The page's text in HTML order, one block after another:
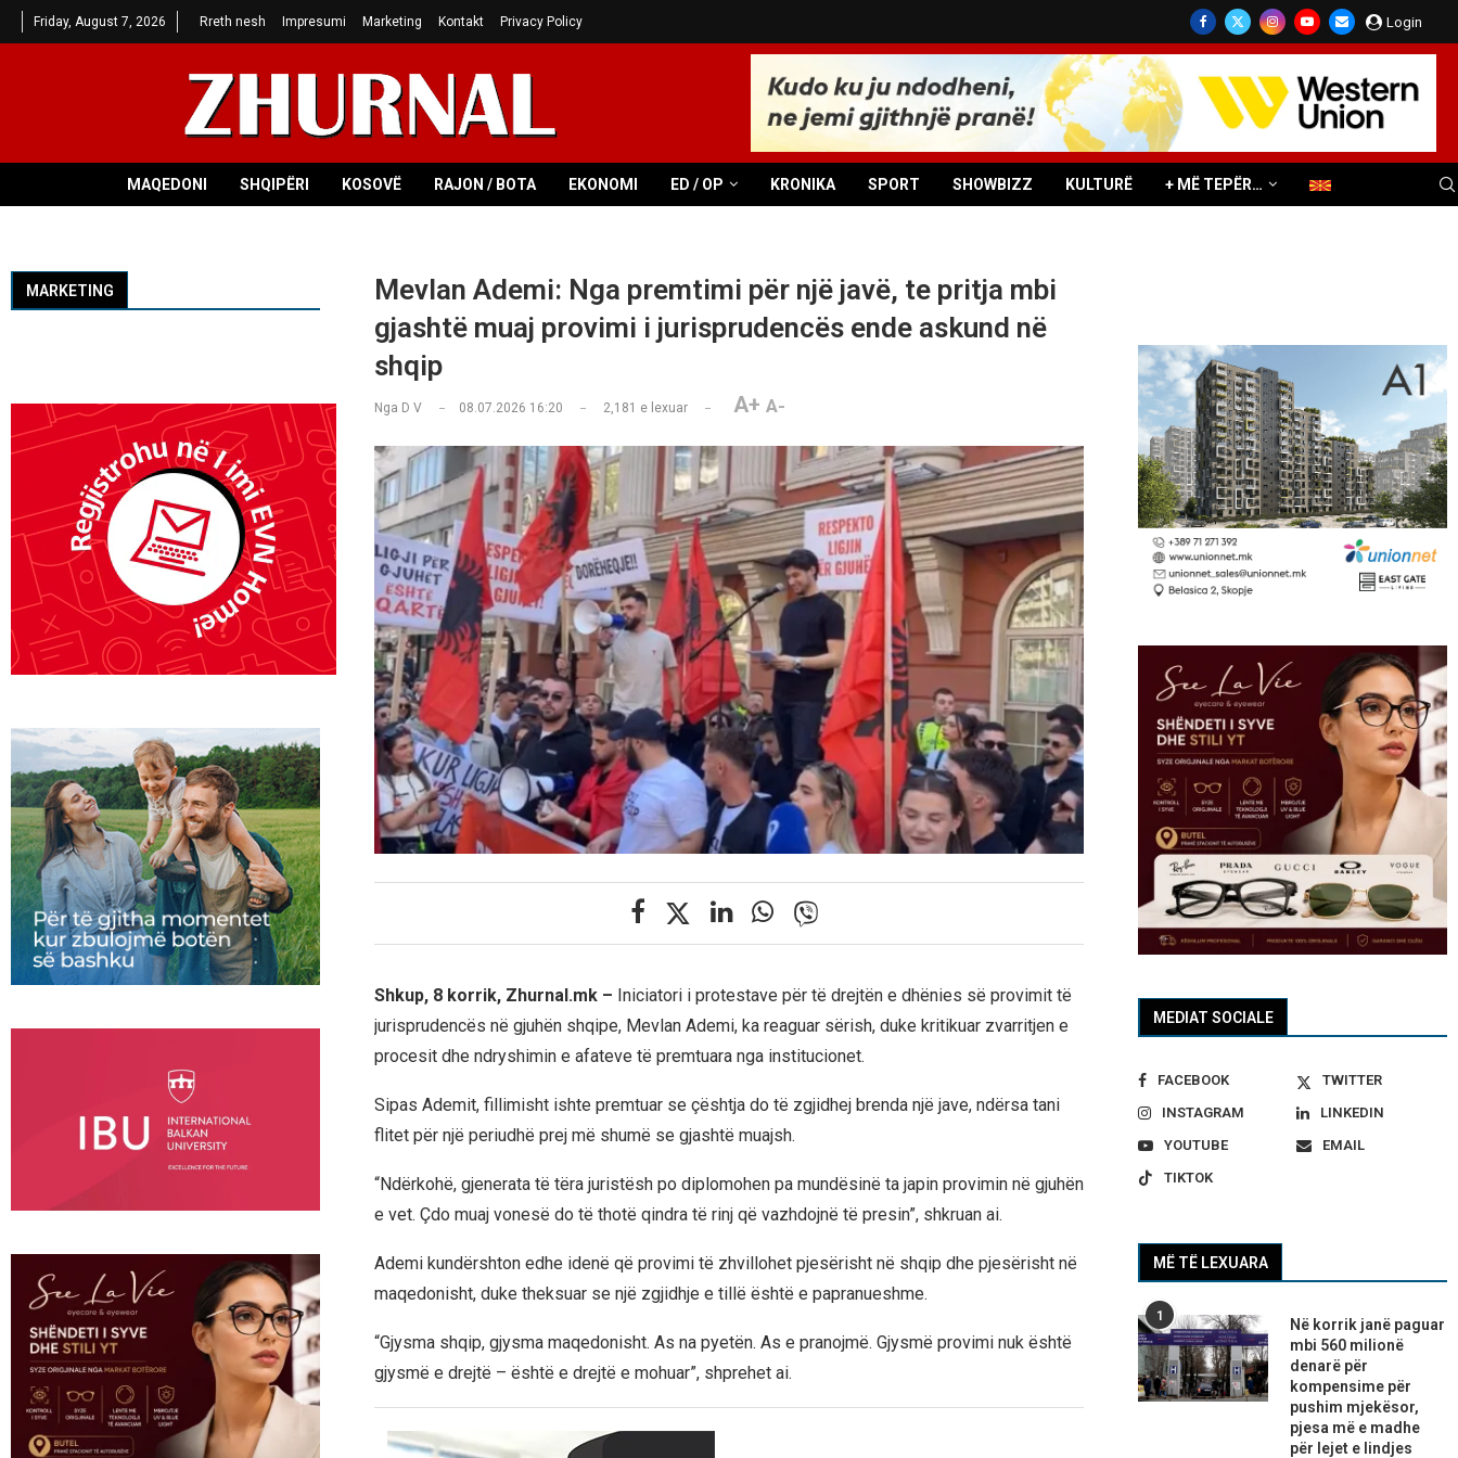
Friday, August 7, 2026 Rreth nesh Impresumi Marketing Kontakt Privacy Policy Login
MAQEDONI SHQIPËRI KOSOVË RAJON / BOTA EKONOMI ED / OP KRONIKA SPORT SHOWBIZZ KULTURË + MË TEPËR…
Mevlan Ademi: Nga premtimi për një javë, te pritja mbi
gjashtë muaj provimi i jurisprudencës ende askund në
shqip
Nga D V 08.07.2026 16:20 2,181 e lexuar A+ A-
Shkup, 8 korrik, Zhurnal.mk – Iniciatori i protestave për të drejtën e dhënies së provimit të
jurisprudencës në gjuhën shqipe, Mevlan Ademi, ka reaguar sërish, duke kritikuar zvarritjen e
procesit dhe ndryshimin e afateve të premtuara nga institucionet.
Sipas Ademit, fillimisht ishte premtuar se çështja do të zgjidhej brenda një jave, ndërsa tani
flitet për një periudhë prej më shumë se gjashtë muajsh.
“Ndërkohë, gjenerata të tëra juristësh po diplomohen pa mundësinë ta japin provimin në gjuhën
e vet. Çdo muaj vonesë do të thotë qindra të rinj që vazhdojnë të presin”, shkruan ai.
Ademi kundërshton edhe idenë që provimi të zhvillohet pjesërisht në shqip dhe pjesërisht në
maqedonisht, duke theksuar se një zgjidhje e tillë është e papranueshme.
“Gjysma shqip, gjysma maqedonisht. As na pyetën. As e pranojmë. Gjysmë provimi nuk është
gjysmë e drejtë – është e drejtë e mohuar”, shprehet ai.
MEDIAT SOCIALE
FACEBOOK
TWITTER
INSTAGRAM
LINKEDIN
YOUTUBE
EMAIL
TIKTOK
MË TË LEXUARA
1
Në korrik janë paguar
mbi 560 milionë
denarë për
kompensime për
pushim mjekësor,
pjesa më e madhe
për lejet e lindjes
MARKETING